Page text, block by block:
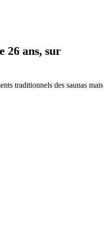
26 ans, sur
traditionnels des saunas mais